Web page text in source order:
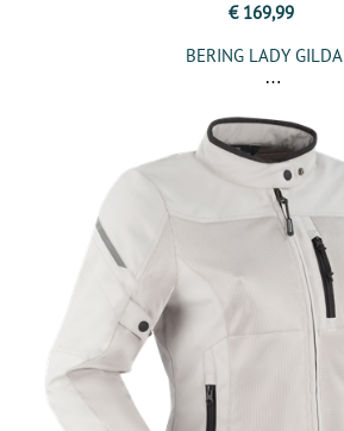
€ 169,99
BERING LADY GILDA